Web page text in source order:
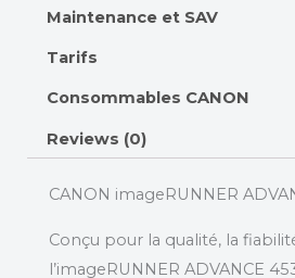
Maintenance et SAV
Tarifs
Consommables CANON
Reviews (0)
CANON imageRUNNER
Conçu pour la qualité, la
l’imageRUNNER ADVANCE